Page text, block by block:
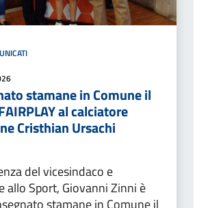
stamane in Comune il
al calciatore
Cristhian Ursachi
del vicesindaco e
allo Sport, Giovanni Zinni è